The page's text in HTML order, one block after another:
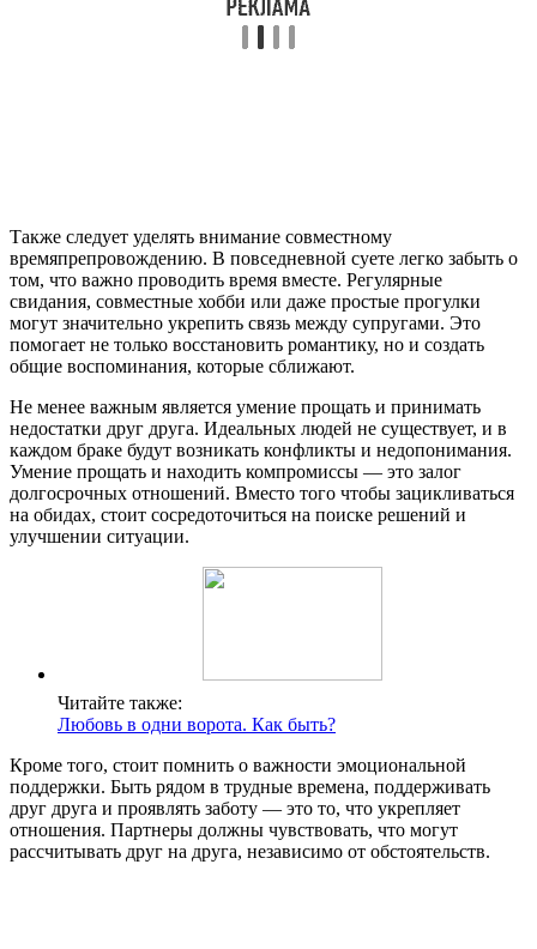
Также следует уделять внимание совместному
времяпрепровождению. В повседневной суете легко забыть о
том, что важно проводить время вместе. Регулярные
свидания, совместные хобби или даже простые прогулки
могут значительно укрепить связь между супругами. Это
помогает не только восстановить романтику, но и создать
общие воспоминания, которые сближают.
Не менее важным является умение прощать и принимать
недостатки друг друга. Идеальных людей не существует, и в
каждом браке будут возникать конфликты и недопонимания.
Умение прощать и находить компромиссы — это залог
долгосрочных отношений. Вместо того чтобы зацикливаться
на обидах, стоит сосредоточиться на поиске решений и
улучшении ситуации.
Читайте также:
Любовь в одни ворота. Как быть?
Кроме того, стоит помнить о важности эмоциональной
поддержки. Быть рядом в трудные времена, поддерживать
друг друга и проявлять заботу — это то, что укрепляет
отношения. Партнеры должны чувствовать, что могут
рассчитывать друг на друга, независимо от обстоятельств.